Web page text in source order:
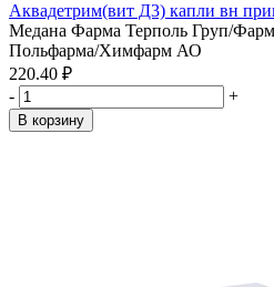
Аквадетрим(вит Д3) капли вн
Медана Фарма Терполь Груп/
Польфарма/Химфарм АО
220.40 ₽
-
+
В корзину